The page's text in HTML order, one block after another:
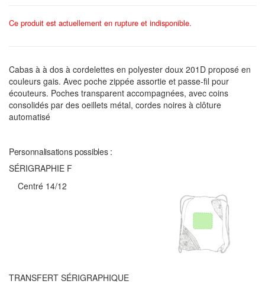
Ce produit est actuellement en rupture et indisponible.
Cabas à à dos à cordelettes en polyester doux 201D proposé en
couleurs gais. Avec poche zippée assortie et passe-fil pour
écouteurs. Poches transparent accompagnées, avec coins
consolidés par des oeillets métal, cordes noires à clôture
automatisé
Personnalisations possibles :
SÉRIGRAPHIE F
Centré 14/12
TRANSFERT SÉRIGRAPHIQUE